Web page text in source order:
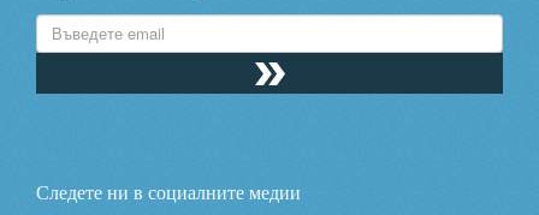
Следете ни в социалните медии